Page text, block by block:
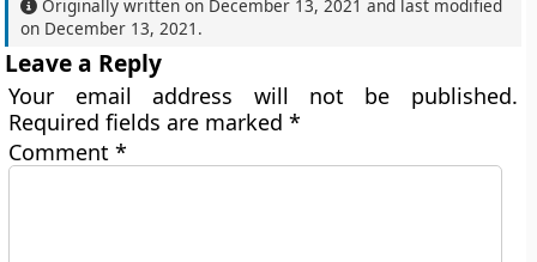
Originally written on December 13, 2021 and last modified
on December 13, 2021 .
Leave a Reply
Your email address will not be published.
Required fields are marked*
Comment*